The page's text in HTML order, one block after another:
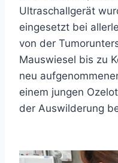
Ultraschallgerät
eingesetzt bei
von der
Mauswiesel bis zu
neu
einem jungen
der Auswilderung